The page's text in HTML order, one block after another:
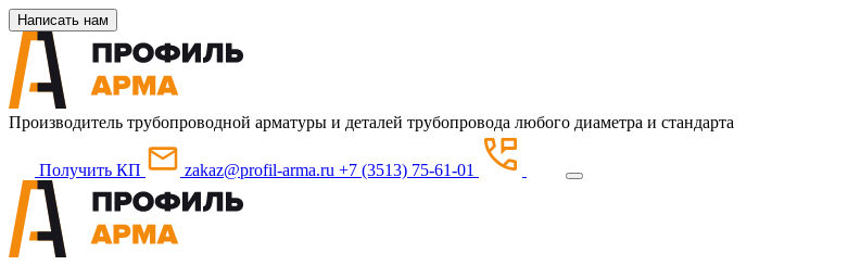
Написать нам
Производитель трубопроводной арматуры и деталей трубопровода любого диаметра и стандарта
Получить КП zakaz@profil-arma.ru +7 (3513) 75-61-01